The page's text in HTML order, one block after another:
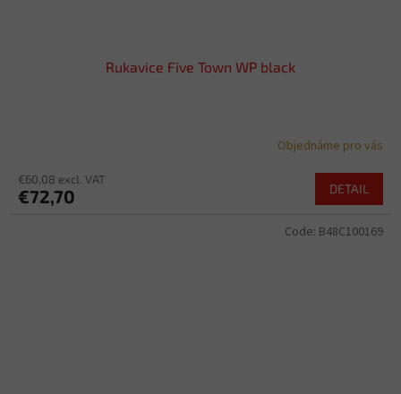
Rukavice Five Town WP black
Objednáme pro vás
€60,08 excl. VAT
€72,70 DETAIL
Code: B48C100169